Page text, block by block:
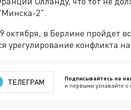
2".
октября, в Берлине пройдет
урегулирование конфликта
ТЕЛЕГРАМ Подписывайтесь на
и первыми узнавайте